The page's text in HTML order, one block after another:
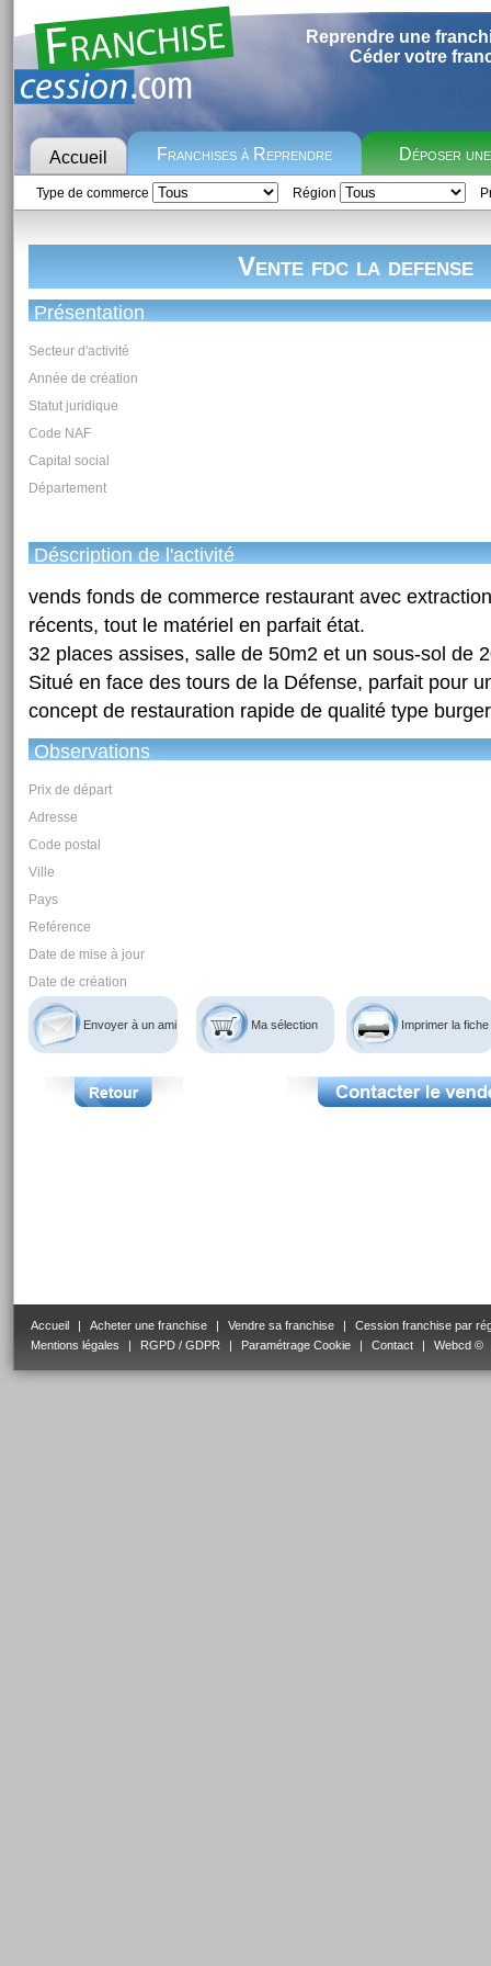
Reprendre une
Céder votre
Accueil Franchises à Reprendre Déposer
Type de commerce Région
Vente fdc la defense
Présentation
Secteur d'activité
Année de création
Statut juridique
Code NAF
Capital social
Département
Déscription de l'activité
vends fonds de commerce restaurant avec
récents, tout le matériel en parfait état.
32 places assises, salle de 50m2 et un sous-sol de
Situé en face des tours de la Défense, parfait pour
concept de restauration rapide de qualité type
Observations
Prix de départ
Adresse
Code postal
Ville
Pays
Reférence
Date de mise à jour
Date de création
Envoyer à un ami Ma sélection Imprimer la fiche
Accueil | Acheter une franchise | Vendre sa franchise |
Cession franchise par
Mentions légales
| RGPD / GDPR | Paramétrage Cookie | Contact | Webcd ©